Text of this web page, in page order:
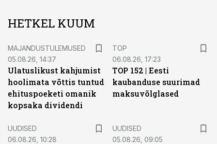
HETKEL KUUM
MAJANDUSTULEMUSED
05.08.26, 14:37
Ulatuslikust kahjumist
hoolimata võttis tuntud
ehituspoeketi omanik
kopsaka dividendi
TOP
06.08.26, 17:23
TOP 152 | Eesti
kaubanduse suurimad
maksuvõlglased
UUDISED
06.08.26, 10:28
UUDISED
05.08.26, 09:05